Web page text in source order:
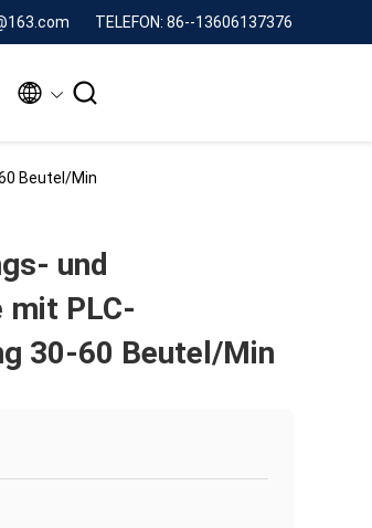
TELEFON: 86--13606137376
 
Beutel/Min
und
mit PLC-
30-60 Beutel/Min